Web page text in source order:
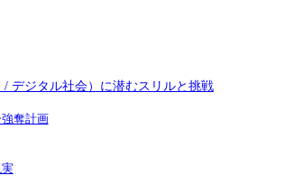
デジタル社会）に潜むスリルと挑戦
奪計画